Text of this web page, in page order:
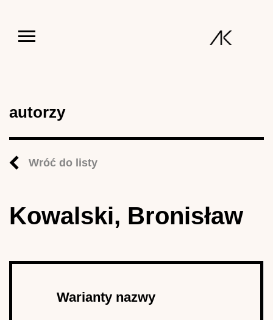
autorzy
Wróć do listy
Kowalski, Bronisław
Warianty nazwy